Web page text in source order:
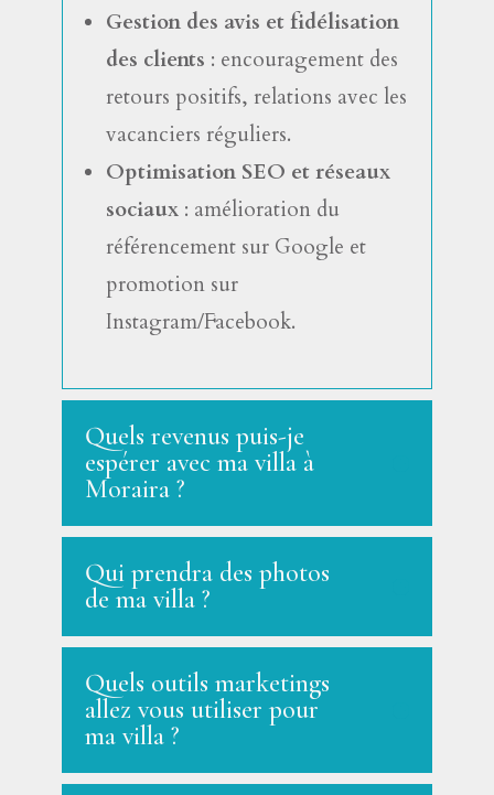
Gestion des avis et fidélisation
des clients : encouragement des
retours positifs, relations avec les
vacanciers réguliers.
Optimisation SEO et réseaux
sociaux : amélioration du
référencement sur Google et
promotion sur
Instagram/Facebook.
Quels revenus puis-je
espérer avec ma villa à
Moraira ?
Qui prendra des photos
de ma villa ?
Quels outils marketings
allez vous utiliser pour
ma villa ?